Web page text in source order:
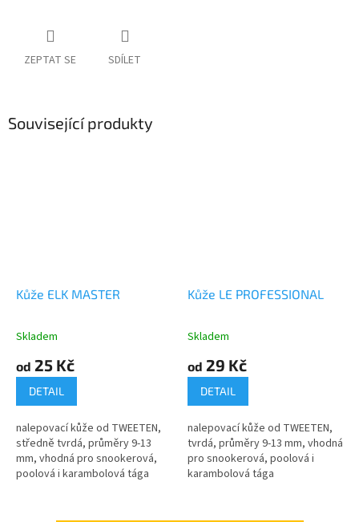
ZEPTAT SE SDÍLET
Související produkty
Kůže ELK MASTER
Skladem
od 25 Kč
DETAIL
nalepovací kůže od TWEETEN,
středně tvrdá, průměry 9-13
mm, vhodná pro snookerová,
poolová i karambolová tága
Kůže LE PROFESSIONAL
Skladem
od 29 Kč
DETAIL
nalepovací kůže od TWEETEN,
tvrdá, průměry 9-13 mm, vhodná
pro snookerová, poolová i
karambolová tága